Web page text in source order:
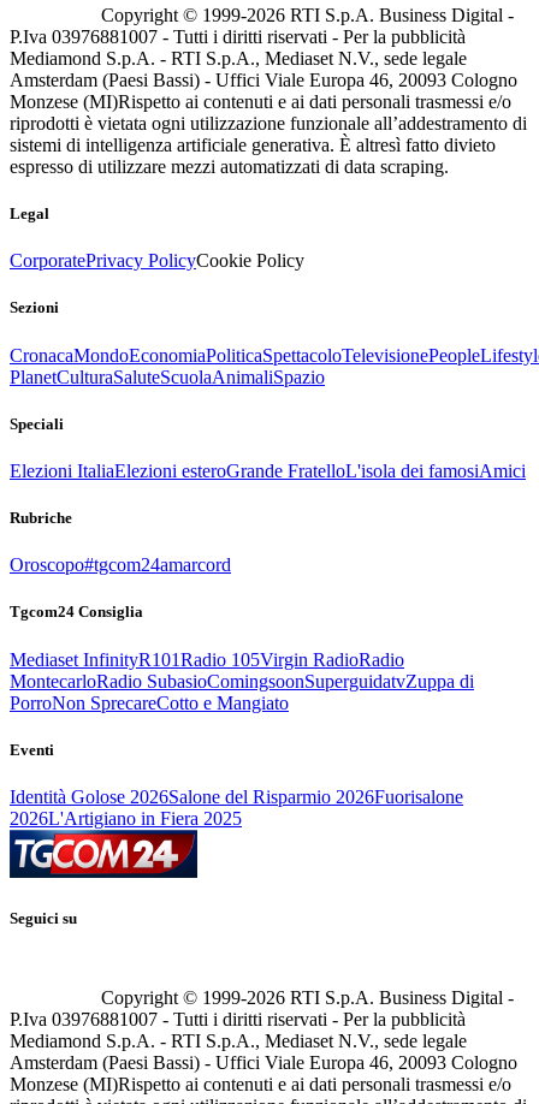
Copyright © 1999-2026 RTI S.p.A. Business Digital -
P.Iva 03976881007 - Tutti i diritti riservati - Per la pubblicità
Mediamond S.p.A. - RTI S.p.A., Mediaset N.V., sede legale
Amsterdam (Paesi Bassi) - Uffici Viale Europa 46, 20093 Cologno
Monzese (MI)Rispetto ai contenuti e ai dati personali trasmessi e/o
riprodotti è vietata ogni utilizzazione funzionale all’addestramento di
sistemi di intelligenza artificiale generativa. È altresì fatto divieto
espresso di utilizzare mezzi automatizzati di data scraping.
Legal
CorporatePrivacy PolicyCookie Policy
Sezioni
CronacaMondoEconomiaPoliticaSpettacoloTelevisionePeople
PlanetCulturaSaluteScuolaAnimaliSpazio
Speciali
Elezioni ItaliaElezioni esteroGrande FratelloL'isola dei famosiAmici
Rubriche
Oroscopo#tgcom24amarcord
Tgcom24 Consiglia
Mediaset InfinityR101Radio 105Virgin RadioRadio
MontecarloRadio SubasioComingsoonSuperguidatvZuppa di
PorroNon SprecareCotto e Mangiato
Eventi
Identità Golose 2026Salone del Risparmio 2026Fuorisalone
2026L'Artigiano in Fiera 2025
Seguici su
Copyright © 1999-2026 RTI S.p.A. Business Digital -
P.Iva 03976881007 - Tutti i diritti riservati - Per la pubblicità
Mediamond S.p.A. - RTI S.p.A., Mediaset N.V., sede legale
Amsterdam (Paesi Bassi) - Uffici Viale Europa 46, 20093 Cologno
Monzese (MI)Rispetto ai contenuti e ai dati personali trasmessi e/o